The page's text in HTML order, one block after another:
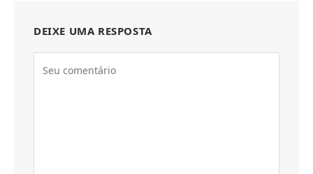
DEIXE UMA RESPOSTA